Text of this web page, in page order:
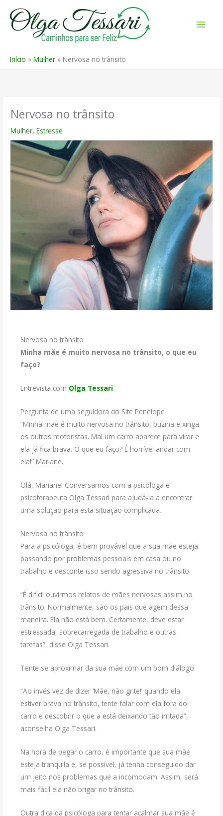
para
Início Mulher Nervosa no trânsito
Nervosa no trânsito
Mulher,Estresse
Nervosa no trânsito
Minha mãe é muito nervosa no trânsito, o que eu
faço?
Entrevista com Olga Tessari
Pergunta de uma seguidora do Site Penélope
“Minha mãe é muito nervosa no trânsito, buzina e xinga
os outros motoristas. Mal um carro aparece para virar e
ela já fica brava. O que eu faço? É horrível andar com
ela!” Mariane.
Olá, Mariane! Conversamos com a psicóloga e
psicoterapeuta Olga Tessari para ajudá-la a encontrar
uma solução para esta situação complicada.
Nervosa no trânsito
Para a psicóloga, é bem provável que a sua mãe esteja
passando por problemas pessoais em casa ou no
trabalho e desconte isso sendo agressiva no trânsito:
“É difícil ouvirmos relatos de mães nervosas assim no
trânsito. Normalmente, são os pais que agem dessa
maneira. Ela não está bem. Certamente, deve estar
estressada, sobrecarregada de trabalho e outras
tarefas”, disse Olga Tessari.
Tente se aproximar da sua mãe com um bom diálogo.
“Ao invés vez de dizer ‘Mãe, não grite!’ quando ela
estiver brava no trânsito, tente falar com ela fora do
carro e descobrir o que a está deixando tão irritada”,
aconselha Olga Tessari.
Na hora de pegar o carro, é importante que sua mãe
esteja tranquila e, se possível, já tenha conseguido dar
um jeito nos problemas que a incomodam. Assim, será
mais fácil ela não brigar no trânsito.
Outra dica da psicóloga para tentar acalmar sua mãe é